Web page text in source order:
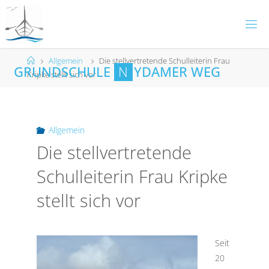
Skip
content
GRUNDSCHULE N YDAMER WEG
HomeAllgemein
Die stellvertretende Schulleiterin Frau
Kripke stellt sich vor
Allgemein
Die stellvertretende
Schulleiterin Frau Kripke
stellt sich vor
Seit
20